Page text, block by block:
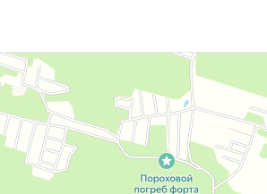
и красной смородины,
на все ваши вопросы и